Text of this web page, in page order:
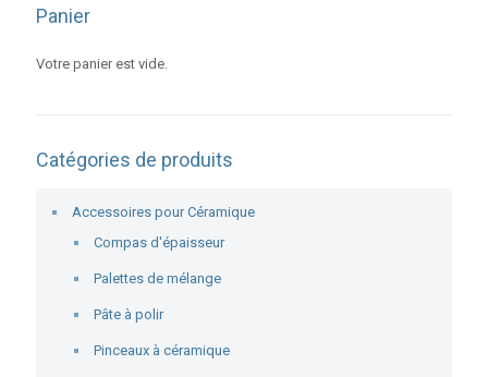
Panier
Votre panier est vide.
Catégories de produits
Accessoires pour Céramique
Compas d'épaisseur
Palettes de mélange
Pâte à polir
Pinceaux à céramique